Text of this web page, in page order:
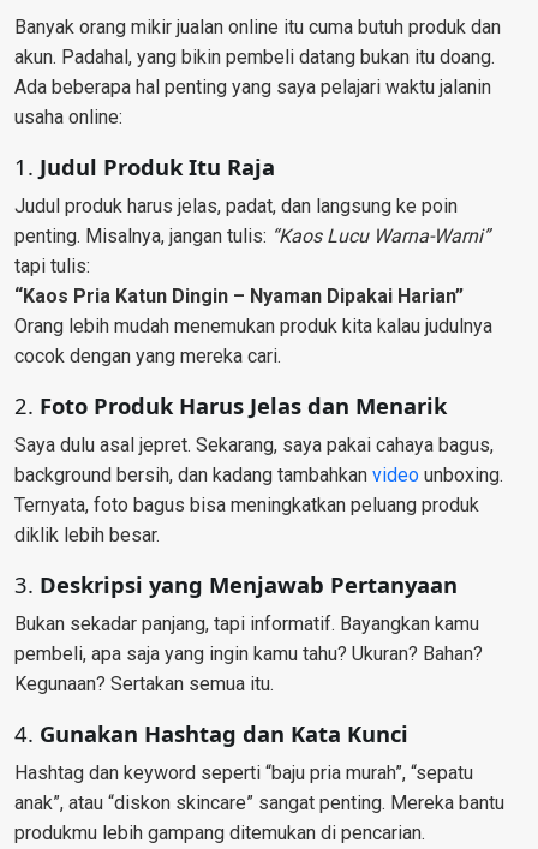
Banyak orang mikir jualan online itu cuma butuh produk dan
akun. Padahal, yang bikin pembeli datang bukan itu doang.
Ada beberapa hal penting yang saya pelajari waktu jalanin
usaha online:
1. Judul Produk Itu Raja
Judul produk harus jelas, padat, dan langsung ke poin
penting. Misalnya, jangan tulis: “Kaos Lucu Warna-Warni”
tapi tulis:
“Kaos Pria Katun Dingin – Nyaman Dipakai Harian”
Orang lebih mudah menemukan produk kita kalau judulnya
cocok dengan yang mereka cari.
2. Foto Produk Harus Jelas dan Menarik
Saya dulu asal jepret. Sekarang, saya pakai cahaya bagus,
background bersih, dan kadang tambahkan video unboxing.
Ternyata, foto bagus bisa meningkatkan peluang produk
diklik lebih besar.
3. Deskripsi yang Menjawab Pertanyaan
Bukan sekadar panjang, tapi informatif. Bayangkan kamu
pembeli, apa saja yang ingin kamu tahu? Ukuran? Bahan?
Kegunaan? Sertakan semua itu.
4. Gunakan Hashtag dan Kata Kunci
Hashtag dan keyword seperti “baju pria murah”, “sepatu
anak”, atau “diskon skincare” sangat penting. Mereka bantu
produkmu lebih gampang ditemukan di pencarian.